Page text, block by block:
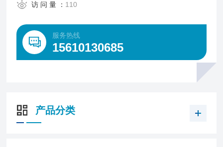
访 问 量 ： 110
服务热线
15610130685
产品分类